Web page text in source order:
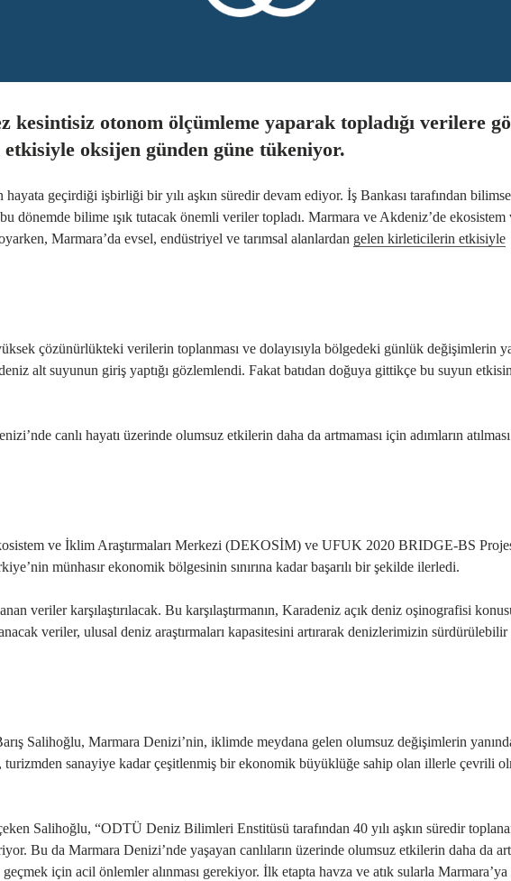
otonom ölçümleme yaparak topladığı verilere
oksijen günden güne tükeniyor.
hayata geçirdiği işbirliği bir yılı aşkın süredir devam ediyor. İş Bankası tarafından
dönemde bilime ışık tutacak önemli veriler topladı. Marmara ve Akdeniz’de ekosistem
Marmara’da evsel, endüstriyel ve tarımsal alanlardan gelen kirleticilerin etkisiyle
çözünürlükteki verilerin toplanması ve dolayısıyla bölgedeki günlük değişimlerin
alt suyunun giriş yaptığı gözlemlendi. Fakat batıdan doğuya gittikçe bu suyun
canlı hayatı üzerinde olumsuz etkilerin daha da artmaması için adımların atılması
ve İklim Araştırmaları Merkezi (DEKOSİM) ve UFUK 2020 BRIDGE-BS
münhasır ekonomik bölgesinin sınırına kadar başarılı bir şekilde ilerledi.
veriler karşılaştırılacak. Bu karşılaştırmanın, Karadeniz açık deniz oşinografisi
veriler, ulusal deniz araştırmaları kapasitesini artırarak denizlerimizin sürdürülebilir
Salihoğlu, Marmara Denizi’nin, iklimde meydana gelen olumsuz değişimlerin
sanayiye kadar çeşitlenmiş bir ekonomik büyüklüğe sahip olan illerle çevrili
Salihoğlu, “ODTÜ Deniz Bilimleri Enstitüsü tarafından 40 yılı aşkın süredir
Bu da Marmara Denizi’nde yaşayan canlıların üzerinde olumsuz etkilerin daha da
için acil önlemler alınması gerekiyor. İlk etapta havza ve atık sularla Marmara’ya